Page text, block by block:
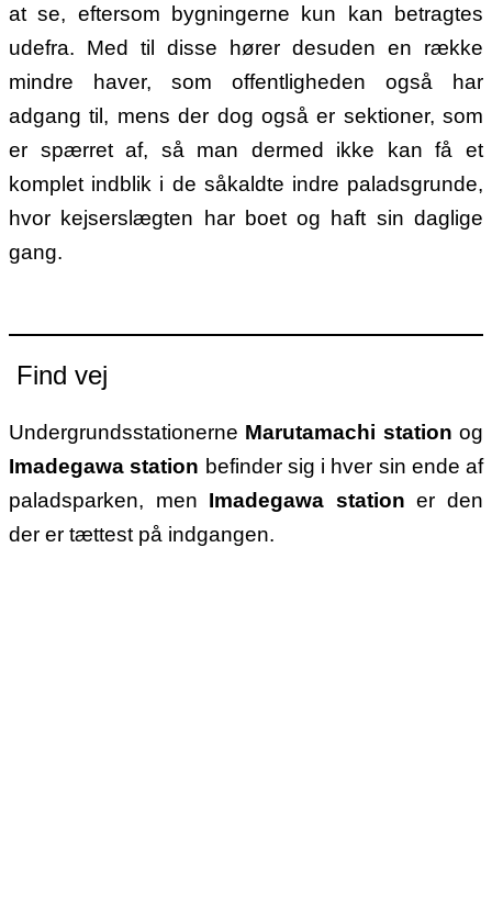
at se, eftersom bygningerne kun kan betragtes
udefra. Med til disse hører desuden en række
mindre haver, som offentligheden også har
adgang til, mens der dog også er sektioner, som
er spærret af, så man dermed ikke kan få et
komplet indblik i de såkaldte indre paladsgrunde,
hvor kejserslægten har boet og haft sin daglige
gang.
Find vej
Undergrundsstationerne Marutamachi station og
Imadegawa station befinder sig i hver sin ende af
paladsparken, men Imadegawa station er den
der er tættest på indgangen.